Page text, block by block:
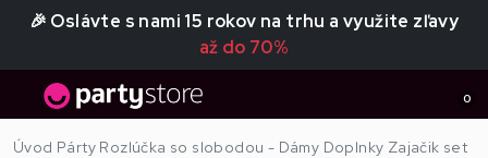
🎉 Oslávte s nami 15 rokov na trhu a využite zľavy
až do 70%
0
Úvod Párty Rozlúčka so slobodou - Dámy Doplnky Zajačik set